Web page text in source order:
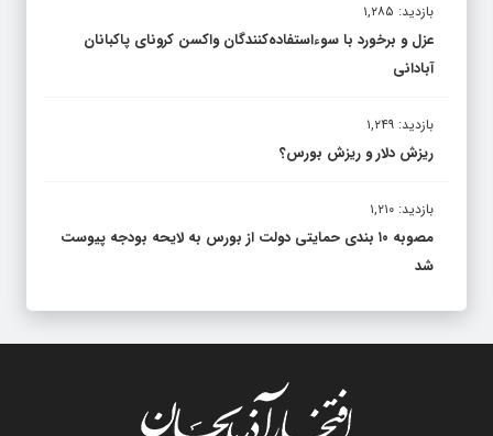
بازدید: ۱,۲۸۵
عزل و برخورد با سوءاستفاده‌کنندگان واکسن کرونای پاکبانان
آبادانی
بازدید: ۱,۲۴۹
ریزش دلار و ریزش بورس؟
بازدید: ۱,۲۱۰
مصوبه ۱۰ بندی حمایتی دولت از بورس به لایحه بودجه پیوست
شد